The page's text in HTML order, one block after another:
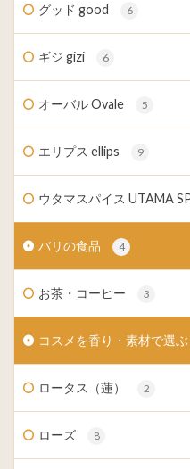
グッド good 6
ギジ gizi 6
オーバル Ovale 5
エリプス ellips 9
ウタマスパイス UTAMA
バリの食品 4
お茶・コーヒー 3
コスメを香り・素材で選ぶ
ロータス（蓮） 2
ローズ 8